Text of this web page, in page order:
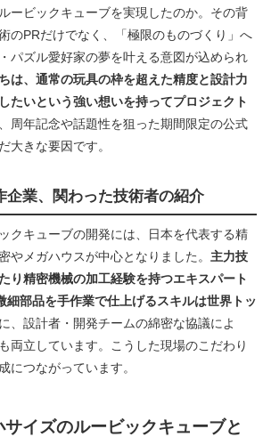
ービックキューブを実現したのか。その背
のPRだけでなく、「極限のものづくり」へ
パズル愛好家の夢を叶える意図が込められ
は、通常の玩具の枠を超えた精度と設計力
たいという強い想いを持ってプロジェクト
周年記念や話題性を狙った期間限定の公式
大きな要因です。
企業、関わった技術者の紹介
クキューブの開発には、日本を代表する精
やメガハウスが中心となりました。 主力技
り精密機械の加工経験を持つエキスパート
細部品を手作業で仕上げるスキルは世界トッ
、設計者・開発チームの綿密な協議によ
両立しています。こうした現場のこだわり
につながっています。
イズのルービックキューブと